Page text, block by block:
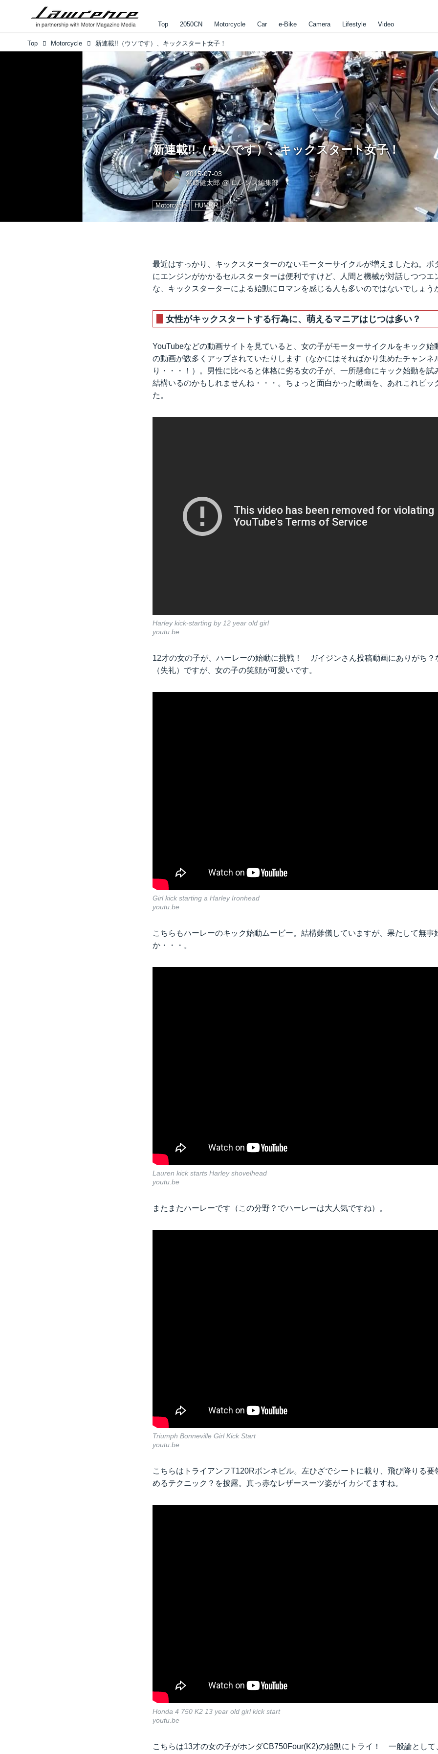
Top 2050CN Motorcycle Car e-Bike Camera Lifestyle Video
Top Motorcycle 新連載!!（ウソです）、キックスタート女子！
新連載!!（ウソです）、キックスタート女子！
2015-07-03
宮﨑健太郎 @ロレンス編集部
Motorcycle HUMOR
最近はすっかり、キックスターターのないモーターサイクルが増えましたね。ボ
にエンジンがかかるセルスターターは便利ですけど、人間と機械が対話しつつエ
な、キックスターターによる始動にロマンを感じる人も多いのではないでしょう
女性がキックスタートする行為に、萌えるマニアはじつは多い？
YouTubeなどの動画サイトを見ていると、女の子がモーターサイクルをキック始
の動画が数多くアップされていたりします（なかにはそればかり集めたチャンネ
り・・・！）。男性に比べると体格に劣る女の子が、一所懸命にキック始動を試
結構いるのかもしれませんね・・・。ちょっと面白かった動画を、あれこれピッ
た。
Harley kick-starting by 12 year old girl
youtu.be
12才の女の子が、ハーレーの始動に挑戦！ ガイジンさん投稿動画にありがち？
（失礼）ですが、女の子の笑顔が可愛いです。
Girl kick starting a Harley Ironhead
youtu.be
こちらもハーレーのキック始動ムービー。結構難儀していますが、果たして無事
か・・・。
Lauren kick starts Harley shovelhead
youtu.be
またまたハーレーです（この分野？でハーレーは大人気ですね）。
Triumph Bonneville Girl Kick Start
youtu.be
こちらはトライアンフT120Rボンネビル。左ひざでシートに載り、飛び降りる要
めるテクニック？を披露。真っ赤なレザースーツ姿がイカシてますね。
Honda 4 750 K2 13 year old girl kick start
youtu.be
こちらは13才の女の子がホンダCB750Four(K2)の始動にトライ！ 一般論として